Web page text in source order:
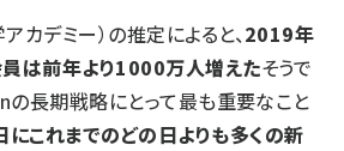
カデミー）の推定によると、2019年
は前年より1000万人増えたそうで
の長期戦略にとって最も重要なこと
にこれまでのどの日よりも多くの新